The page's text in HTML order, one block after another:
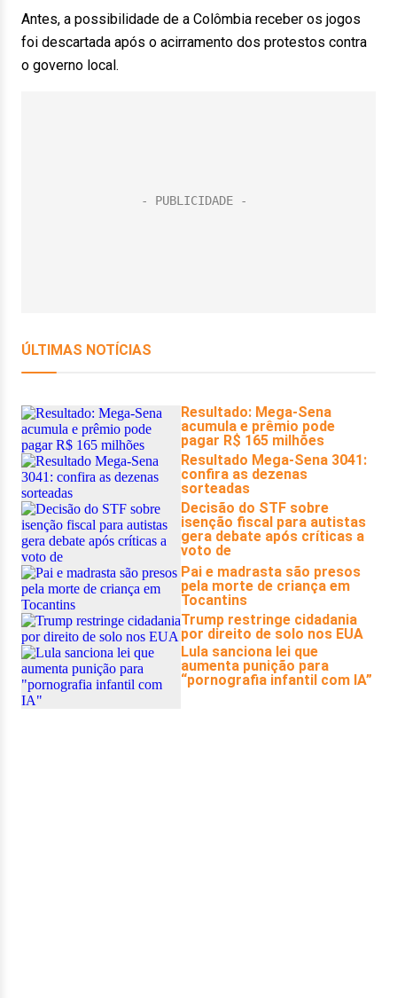
Antes, a possibilidade de a Colômbia receber os jogos
foi descartada após o acirramento dos protestos contra
o governo local.